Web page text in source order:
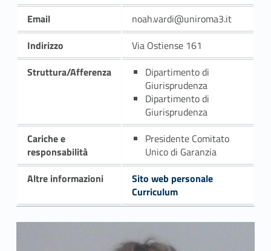
Email
noah.vardi@uniroma3.it
Indirizzo
Via Ostiense 161
Struttura/Afferenza
Dipartimento di
Giurisprudenza
Dipartimento di
Giurisprudenza
Cariche e
responsabilità
Presidente Comitato
Unico di Garanzia
Altre informazioni
Sito web personale
Curriculum